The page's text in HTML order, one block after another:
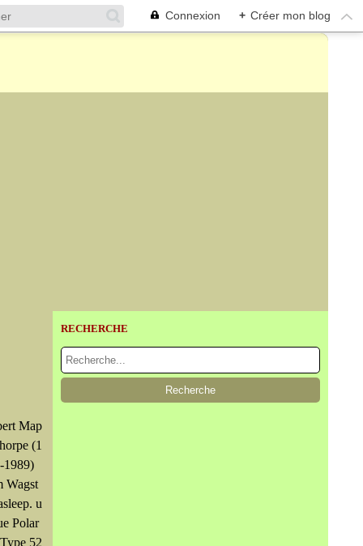
Connexion + Créer mon blog
Map
(1
1989)
Wagst
u
Polar
52
RECHERCHE